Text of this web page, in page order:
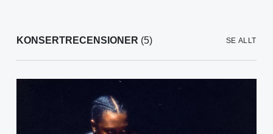
KONSERTRECENSIONER (5) SE ALLT